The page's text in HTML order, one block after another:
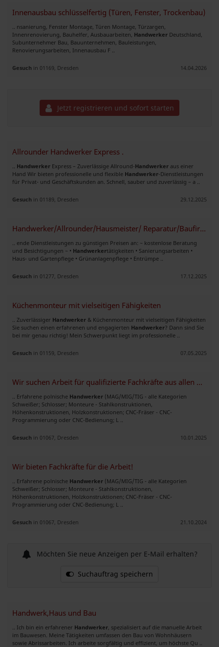
Innenausbau schlüsselfertig (Türen, Fenster, Trockenbau)
.. nsanierung, Fenster Montage, Türen Montage, Türzargen,
Innenrenovierung, Bauhelfer, Ausbauarbeiten, Handwerker Deutschland,
Subunternehmer Bau, Bauunternehmen, Bauleistungen,
Renovierungsarbeiten, Innenausbau F ..
Gesuch in 01169, Dresden 14.04.2026
Jetzt registrieren und sofort starten
Allrounder Handwerker Express .
.. Handwerker Express – Zuverlässige Allround-Handwerker aus einer
Hand Wir bieten professionelle und flexible Handwerker-Dienstleistungen
für Privat- und Geschäftskunden an. Schnell, sauber und zuverlässig – a ..
Gesuch in 01189, Dresden 29.12.2025
Handwerker/Allrounder/Hausmeister/ Reparatur/Baufirma
.. ende Dienstleistungen zu günstigen Preisen an: ~ kostenlose Beratung
und Besichtigungen ~ • Handwerkertätigkeiten • Sanierungsarbeiten •
Haus- und Gartenpflege • Grünanlagenpflege • Entrümpe ..
Gesuch in 01277, Dresden 17.12.2025
Küchenmonteur mit vielseitigen Fähigkeiten
.. Zuverlässiger Handwerker & Küchenmonteur mit vielseitigen Fähigkeiten
Sie suchen einen erfahrenen und engagierten Handwerker? Dann sind Sie
bei mir genau richtig! Mein Schwerpunkt liegt im professionelle ..
Gesuch in 01159, Dresden 07.05.2025
Wir suchen Arbeit für qualifizierte Fachkräfte aus allen Branchen!
.. Erfahrene polnische Handwerker (MAG/MIG/TIG - alle Kategorien
Schweißer; Schlosser; Monteure - Stahlkonstruktionen,
Höhenkonstruktionen, Holzkonstruktionen; CNC-Fräser - CNC-
Programmierung oder CNC-Bedienung; L ..
Gesuch in 01067, Dresden 10.01.2025
Wir bieten Fachkräfte für die Arbeit!
.. Erfahrene polnische Handwerker (MAG/MIG/TIG - alle Kategorien
Schweißer; Schlosser; Monteure - Stahlkonstruktionen,
Höhenkonstruktionen, Holzkonstruktionen; CNC-Fräser - CNC-
Programmierung oder CNC-Bedienung; L ..
Gesuch in 01067, Dresden 21.10.2024
Möchten Sie neue Anzeigen per E-Mail erhalten?
Suchauftrag speichern
Handwerk,Haus und Bau
.. Ich bin ein erfahrener Handwerker , spezialisiert auf die manuelle Arbeit
im Bauwesen. Meine Tätigkeiten umfassen den Bau von Wohnhäusern
sowie Abrissarbeiten. Ich arbeite sorgfältig und effizient, um höchste Qu ..